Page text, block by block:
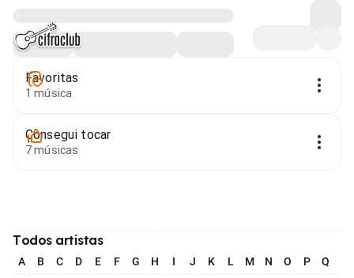
Favoritas
1 música
Consegui tocar
7 músicas
Todos artistas
A B C D E F G H I J K L M N O P Q